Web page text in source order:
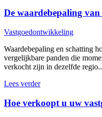
De waardebepaling
Vastgoedontwikkeling
Waardebepaling en schatting
vergelijkbare panden die
verkocht zijn in dezelfde
Lees verder
Hoe verkoopt u uw